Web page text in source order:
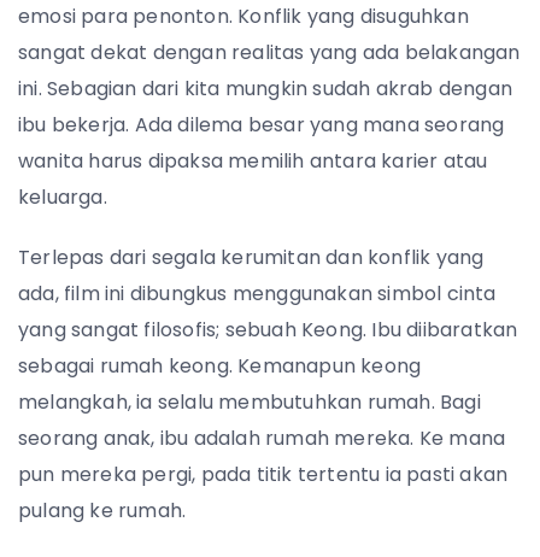
emosi para penonton. Konflik yang disuguhkan
sangat dekat dengan realitas yang ada belakangan
ini. Sebagian dari kita mungkin sudah akrab dengan
ibu bekerja. Ada dilema besar yang mana seorang
wanita harus dipaksa memilih antara karier atau
keluarga.
Terlepas dari segala kerumitan dan konflik yang
ada, film ini dibungkus menggunakan simbol cinta
yang sangat filosofis; sebuah Keong. Ibu diibaratkan
sebagai rumah keong. Kemanapun keong
melangkah, ia selalu membutuhkan rumah. Bagi
seorang anak, ibu adalah rumah mereka. Ke mana
pun mereka pergi, pada titik tertentu ia pasti akan
pulang ke rumah.